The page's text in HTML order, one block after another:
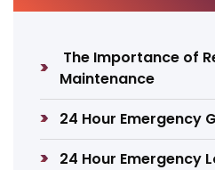
The Importance of
Maintenance
24 Hour Emergency
24 Hour Emergency